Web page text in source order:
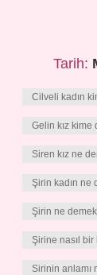
Tarih:
Cilveli kadın
Gelin kız kime
Siren kız ne
Şirin kadın ne
Şirin ne
Şirine nasıl bir
Sirinin anlamı